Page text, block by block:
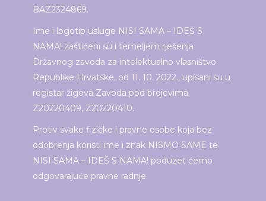
BAZ2324869.
Ime i logotip usluge NISI SAMA – IDEŠ S
NAMA! zaštićeni su i temeljem rješenja
Državnog zavoda za intelektualno vlasništvo
Republike Hrvatske, od 11. 10. 2022., upisani su u
registar žigova Zavoda pod brojevima
Z20220409, Z20220410.
Protiv svake fizičke i pravne osobe koja bez
odobrenja koristi ime i znak NISMO SAME te
NISI SAMA – IDEŠ S NAMA! poduzet ćemo
odgovarajuće pravne radnje.